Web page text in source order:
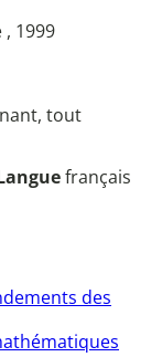
, 1999
tout
français
des